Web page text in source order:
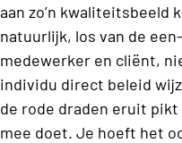
aan zo’n kwaliteitsbeeld
natuurlijk, los van de
medewerker en cliënt,
individu direct beleid
de rode draden eruit
mee doet. Je hoeft het